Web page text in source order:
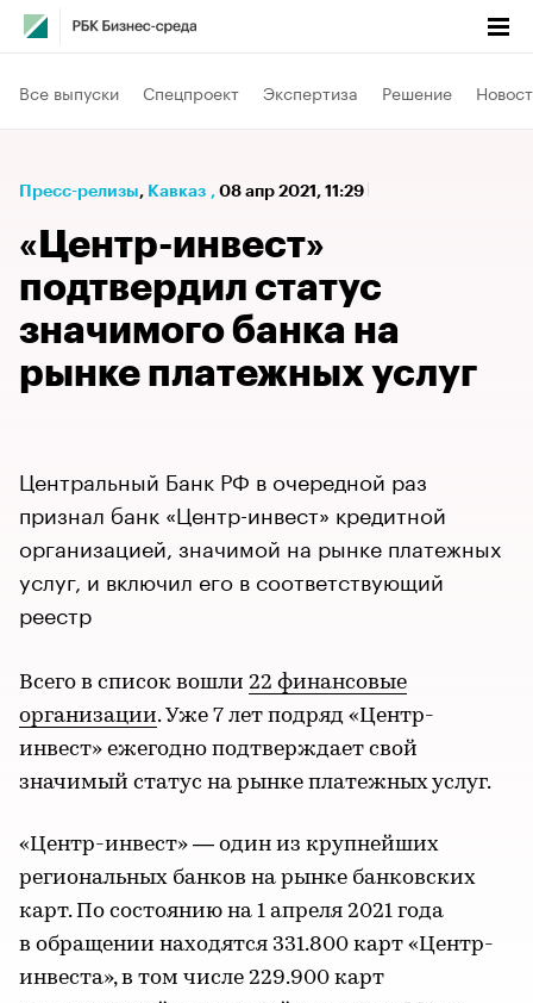
Все выпуски Спецпроект Экспертиза Решение
Пресс-релизы⁠, Кавказ , 08 апр 2021, 11:29
«Центр-инвест»
подтвердил статус
значимого банка на
рынке платежных услуг
Центральный Банк РФ в очередной раз
признал банк «Центр-инвест» кредитной
организацией, значимой на рынке платежных
услуг, и включил его в соответствующий
реестр
Всего в список вошли 22 финансовые
организации. Уже 7 лет подряд «Центр-
инвест» ежегодно подтверждает свой
значимый статус на рынке платежных услуг.
«Центр-инвест» — один из крупнейших
региональных банков на рынке банковских
карт. По состоянию на 1 апреля 2021 года
в обращении находятся 331.800 карт «Центр-
инвеста», в том числе 229.900 карт